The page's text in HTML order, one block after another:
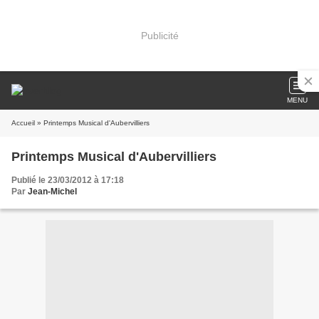
Publicité
MENU
Accueil » Printemps Musical d'Aubervilliers
Printemps Musical d'Aubervilliers
Publié le 23/03/2012 à 17:18
Par Jean-Michel